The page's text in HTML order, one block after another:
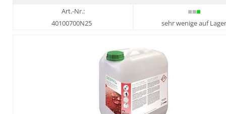
Art.-Nr.:
40100700N25
sehr wenige auf Lager